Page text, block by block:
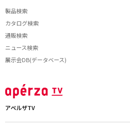
製品検索
カタログ検索
通販検索
ニュース検索
展示会DB(データベース)
アペルザTV